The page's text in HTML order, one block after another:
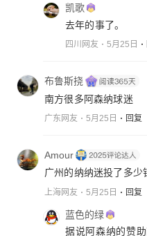
凯歌
去年的事了。
四川网友 5月25日
布鲁斯挠
南方很多阿森纳球迷
广东网友 5月25日 回复
Amour
广州的纳纳迷投了多少
上海网友 5月25日 回复
蓝色的绿
据说阿森纳的赞